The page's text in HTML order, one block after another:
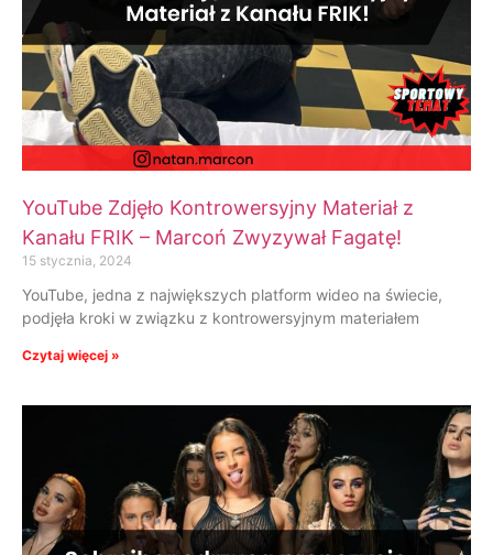
YouTube Zdjęło Kontrowersyjny Materiał z
Kanału FRIK – Marcoń Zwyzywał Fagatę!
15 stycznia, 2024
YouTube, jedna z największych platform wideo na świecie,
podjęła kroki w związku z kontrowersyjnym materiałem
Czytaj więcej »